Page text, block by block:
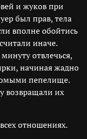
и жуков при
был прав, тела
вполне обойтись
иначе.
отвлечься,
начиная жадно
пепелище.
возвращали их
отношениях.